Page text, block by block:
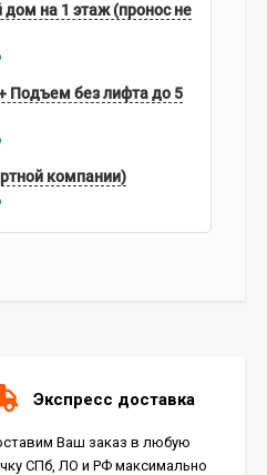
дом на 1 этаж (пронос не
Подъем без лифта до 5
компании)
Экспресс доставка
Ваш заказ в любую
СПб, ЛО и РФ максимально